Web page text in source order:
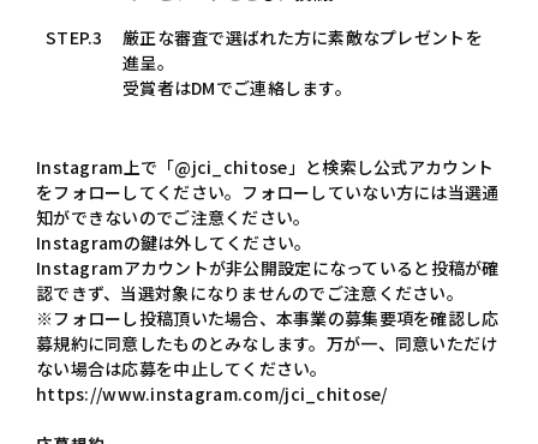
STEP.3
厳正な審査で選ばれた方に素敵なプレゼントを
進呈。
受賞者はDMでご連絡します。
Instagram上で「@jci_chitose」と検索し公式アカウント
をフォローしてください。フォローしていない方には当選通
知ができないのでご注意ください。
Instagramの鍵は外してください。
Instagramアカウントが非公開設定になっていると投稿が確
認できず、当選対象になりませんのでご注意ください。
※フォローし投稿頂いた場合、本事業の募集要項を確認し応
募規約に同意したものとみなします。万が一、同意いただけ
ない場合は応募を中止してください。
https://www.instagram.com/jci_chitose/